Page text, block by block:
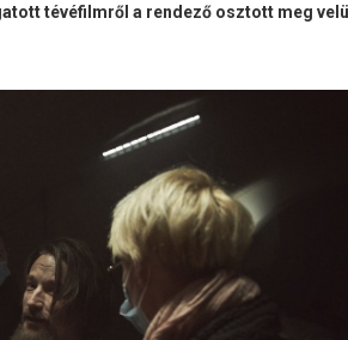
tévéfilmről a rendező osztott meg